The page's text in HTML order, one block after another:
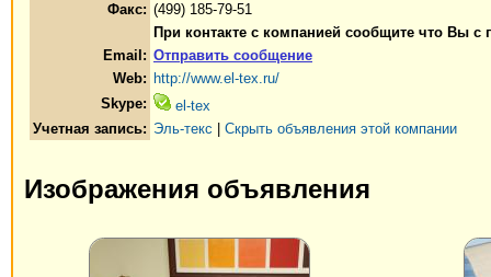
Факс: (499) 185-79-51
При контакте с компанией сообщите что Вы с
Email: Отправить сообщение
Web: http://www.el-tex.ru/
Skype:
el-tex
Учетная запись: Эль-текс Скрыть объявления этой компании
Изображения объявления